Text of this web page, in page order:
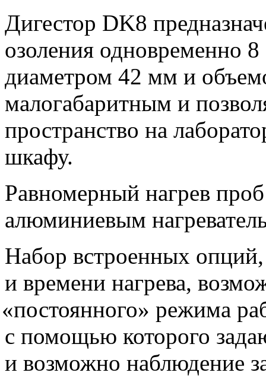
Дигестор DK8
озоления одновременно
диаметром 42 мм и
малогабаритным и
пространство на
шкафу.
Равномерный нагрев
алюминиевым
Набор встроенных
и времени нагрева,
«постоянного» режима
с помощью которого
и возможно наблюдение